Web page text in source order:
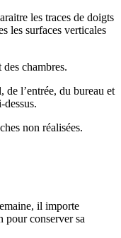
les traces de doigts
les surfaces verticales
chambres.
de l’entrée, du bureau et
dessus.
non réalisées.
il importe
pour conserver sa